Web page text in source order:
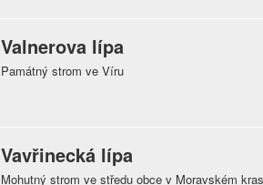
Valnerova lípa
Památný strom ve Víru
Vavřinecká lípa
Mohutný strom ve středu obce v Moravském